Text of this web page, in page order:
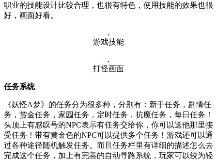
职业的技能设计比较合理，也很有特色，使用技能的效果也很
好，画面好看。
游戏技能
打怪画面
任务系统
《妖怪A梦》的任务分为很多种，分别有：新手任务，剧情任
务，赏金任务，家园任务，定时任务，抗魔任务，每日任务！
头顶上有感叹号的NPC表示有任务交给你，你可以送他那里接
受任务！带有黄金色的NPC可以提供多个任务！游戏还可以通
过各种途径随机触发任务。而且任务栏里有详细的描述怎么去
完成这个任务，加上有完善的自动寻路系统，玩家可以较为轻